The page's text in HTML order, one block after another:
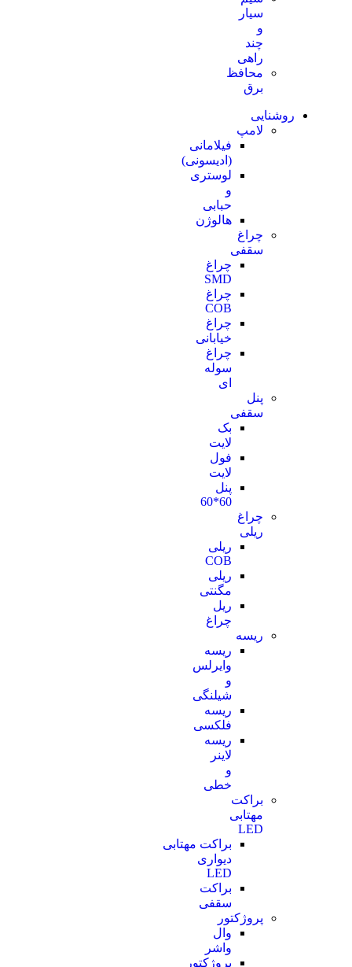
سیار
و
چند
راهی
محافظ
برق
روشنایی
لامپ
فیلامانی
(ادیسونی)
لوستری
و
حبابی
هالوژن
چراغ
سقفی
چراغ
SMD
چراغ
COB
چراغ
خیابانی
چراغ
سوله
ای
پنل
سقفی
بک
لایت
فول
لایت
پنل
60*60
چراغ
ریلی
ریلی
COB
ریلی
مگنتی
ریل
چراغ
ریسه
ریسه
وایرلس
و
شیلنگی
ریسه
فلکسی
ریسه
لاینر
و
خطی
براکت
مهتابی
LED
براکت مهتابی
دیواری
LED
براکت
سقفی
پروژکتور
وال
واشر
پروژکتور